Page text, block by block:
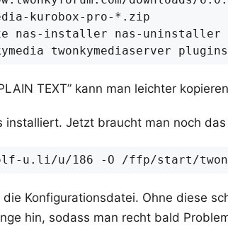
TEXT” kann man leichter kopieren
installiert. Jetzt braucht man noch
Konfigurationsdatei. Ohne diese
hin, sodass man recht bald